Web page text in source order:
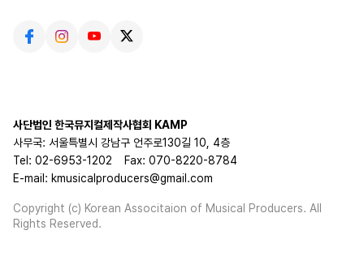
사단법인 한국뮤지컬제작사협회 KAMP
사무국: 서울특별시 강남구 언주로130길 10, 4층
Tel: 02-6953-1202
Fax: 070-8220-8784
E-mail: kmusicalproducers@gmail.com
Copyright (c) Korean Associtaion of Musical Producers. All
Rights Reserved.